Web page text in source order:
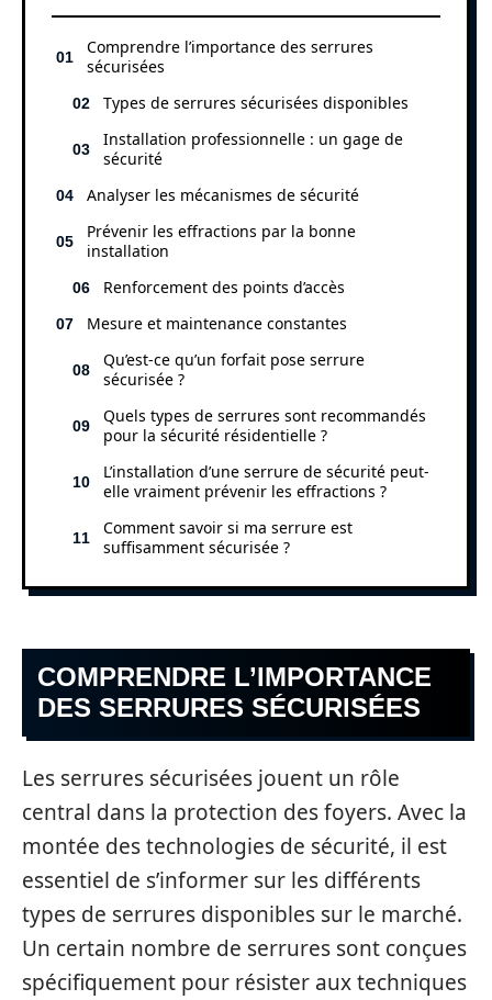
Comprendre l’importance des serrures
sécurisées
Types de serrures sécurisées disponibles
Installation professionnelle : un gage de
sécurité
Analyser les mécanismes de sécurité
Prévenir les effractions par la bonne
installation
Renforcement des points d’accès
Mesure et maintenance constantes
Qu’est-ce qu’un forfait pose serrure
sécurisée ?
Quels types de serrures sont recommandés
pour la sécurité résidentielle ?
L’installation d’une serrure de sécurité peut-
elle vraiment prévenir les effractions ?
Comment savoir si ma serrure est
suffisamment sécurisée ?
COMPRENDRE L’IMPORTANCE
DES SERRURES SÉCURISÉES
Les serrures sécurisées jouent un rôle
central dans la protection des foyers. Avec la
montée des technologies de sécurité, il est
essentiel de s’informer sur les différents
types de serrures disponibles sur le marché.
Un certain nombre de serrures sont conçues
spécifiquement pour résister aux techniques